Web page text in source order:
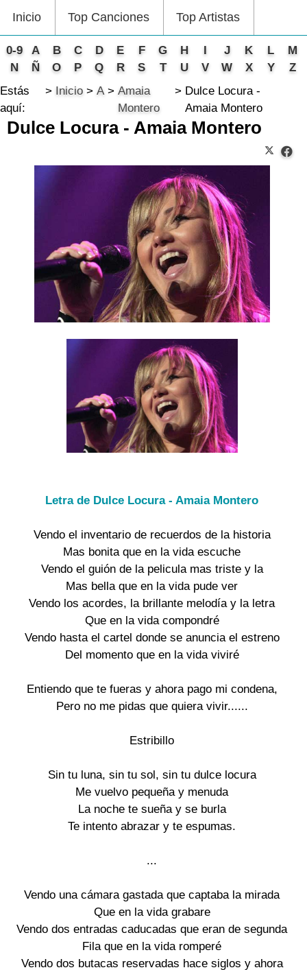
Inicio Top Canciones Top Artistas
0-9 A B C D E F G H I J K L
M
N
Ñ O P Q R S T U V W X Y
Z
Estás
aquí:
Inicio A
Amaia
Montero
Dulce Locura -
Amaia Montero
Dulce Locura - Amaia Montero
Letra de Dulce Locura - Amaia Montero
Vendo el inventario de recuerdos de la historia
Mas bonita que en la vida escuche
Vendo el guión de la pelicula mas triste y la
Mas bella que en la vida pude ver
Vendo los acordes, la brillante melodía y la letra
Que en la vida compondré
Vendo hasta el cartel donde se anuncia el estreno
Del momento que en la vida viviré
Entiendo que te fueras y ahora pago mi condena,
Pero no me pidas que quiera vivir......
Estribillo
Sin tu luna, sin tu sol, sin tu dulce locura
Me vuelvo pequeña y menuda
La noche te sueña y se burla
Te intento abrazar y te espumas.
...
Vendo una cámara gastada que captaba la mirada
Que en la vida grabare
Vendo dos entradas caducadas que eran de segunda
Fila que en la vida romperé
Vendo dos butacas reservadas hace siglos y ahora